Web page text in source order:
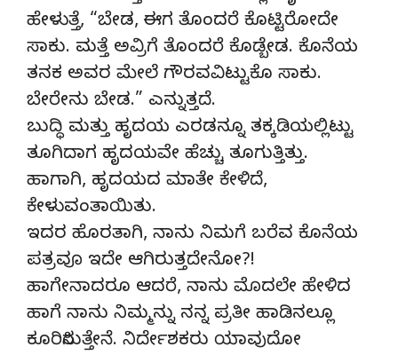
ಹೇಳುತ್ತೆ, “ಬೇಡ, ಈಗ ತೊಂದರೆ ಕೊಟ್ಟಿರೋದೇ
ಸಾಕು. ಮತ್ತೆ ಅವ್ರಿಗೆ ತೊಂದರೆ ಕೊಡ್ಬೇಡ. ಕೊನೆಯ
ತನಕ ಅವರ ಮೇಲೆ ಗೌರವವಿಟ್ಟುಕೊ ಸಾಕು.
ಬೇರೇನು ಬೇಡ.” ಎನ್ನುತ್ತದೆ.
ಬುದ್ಧಿ ಮತ್ತು ಹೃದಯ ಎರಡನ್ನೂ ತಕ್ಕಡಿಯಲ್ಲಿಟ್ಟು
ತೂಗಿದಾಗ ಹೃದಯವೇ ಹೆಚ್ಚು ತೂಗುತ್ತಿತ್ತು.
ಹಾಗಾಗಿ, ಹೃದಯದ ಮಾತೇ ಕೇಳಿದೆ,
ಕೇಳುವಂತಾಯಿತು.
ಇದರ ಹೊರತಾಗಿ, ನಾನು ನಿಮಗೆ ಬರೆವ ಕೊನೆಯ
ಪತ್ರವೂ ಇದೇ ಆಗಿರುತ್ತದೇನೋ?!
ಹಾಗೇನಾದರೂ ಆದರೆ, ನಾನು ಮೊದಲೇ ಹೇಳಿದ
ಹಾಗೆ ನಾನು ನಿಮ್ಮನ್ನು ನನ್ನ ಪ್ರತೀ ಹಾಡಿನಲ್ಲೂ
ಕೂರಿಸಿರುತ್ತೇನೆ. ನಿರ್ದೇಶಕರು ಯಾವುದೋ